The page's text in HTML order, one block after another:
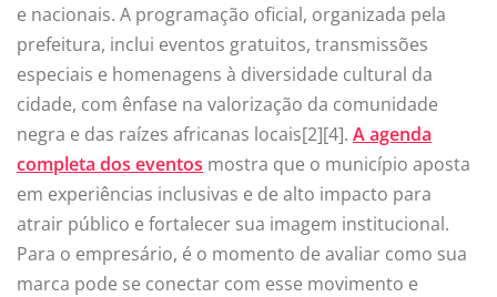
e nacionais. A programação oficial, organizada pela
prefeitura, inclui eventos gratuitos, transmissões
especiais e homenagens à diversidade cultural da
cidade, com ênfase na valorização da comunidade
negra e das raízes africanas locais[2][4]. A agenda
completa dos eventos mostra que o município aposta
em experiências inclusivas e de alto impacto para
atrair público e fortalecer sua imagem institucional.
Para o empresário, é o momento de avaliar como sua
marca pode se conectar com esse movimento e